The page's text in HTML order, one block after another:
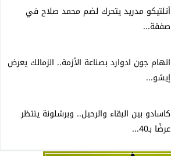
أتلتيكو مدريد يتحرك لضم محمد صلاح في
صفقة...
اتهام جون ادوارد بصناعة الأزمة.. الزمالك يعرض
إيشو...
كاسادو بين البقاء والرحيل.. وبرشلونة ينتظر
عرضًا بـ40...